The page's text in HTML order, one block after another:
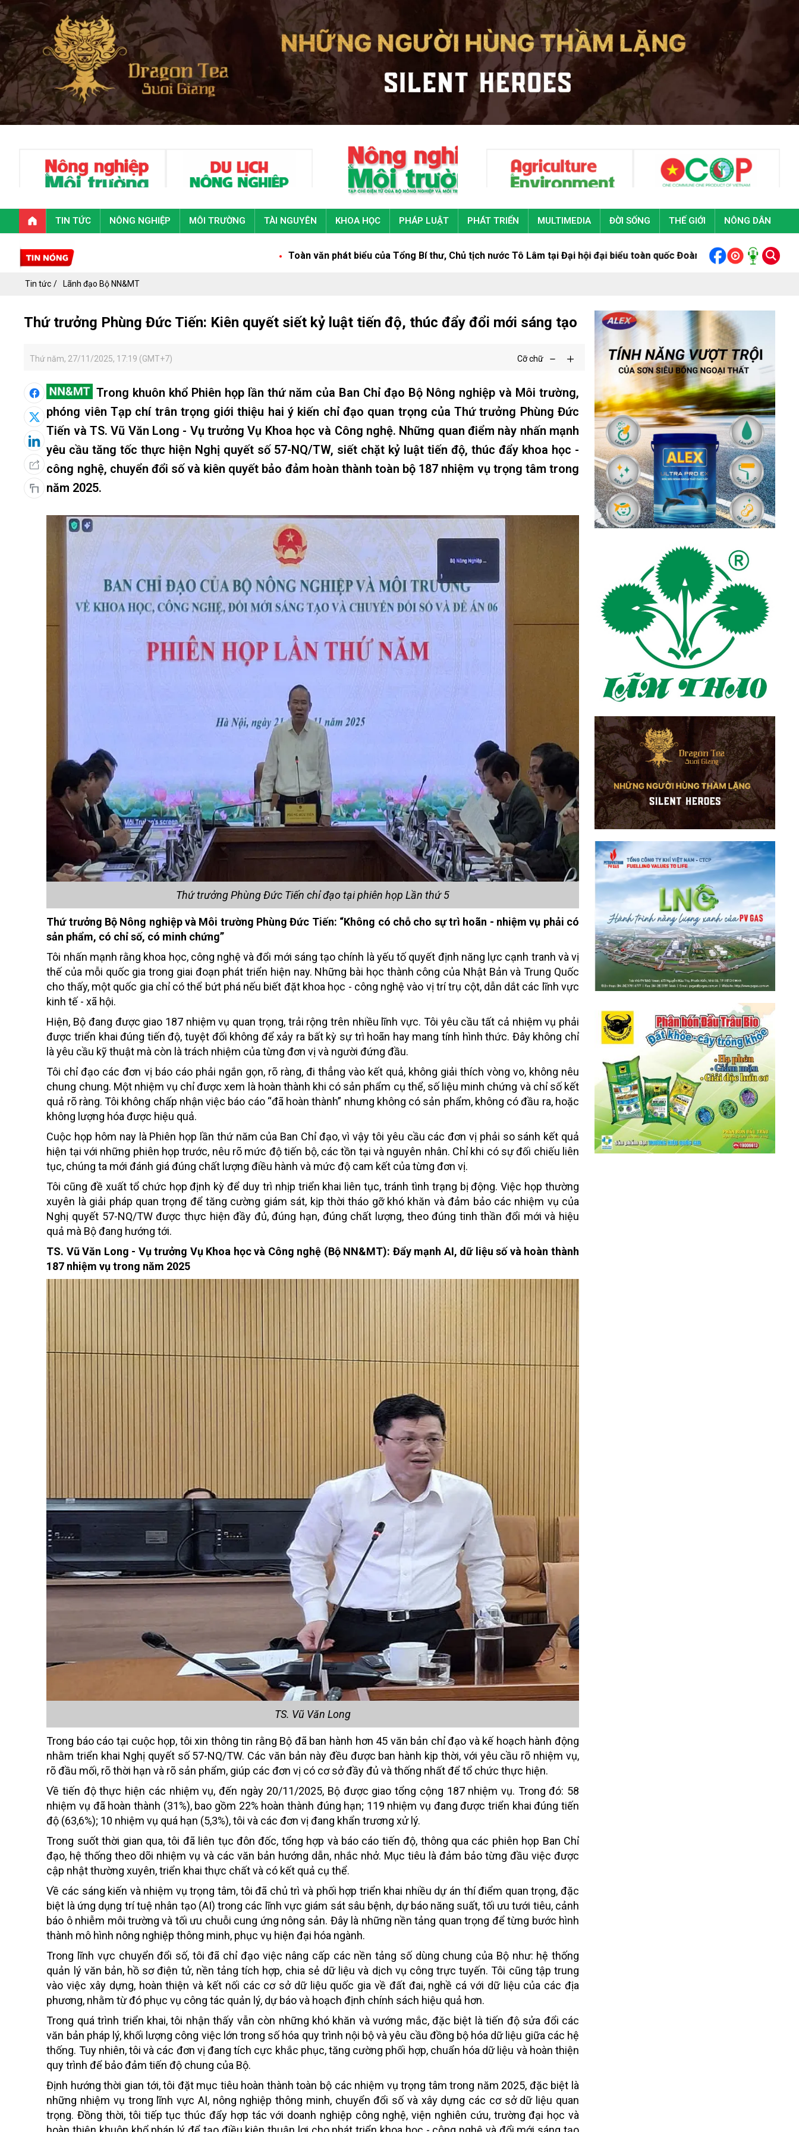
TIN TỨC NÔNG NGHIỆP MÔI TRƯỜNG TÀI NGUYÊN KHOA HỌC PHÁP LUẬT PHÁT TRIỂN MULTIMEDIA ĐỜI SỐNG THẾ GIỚI NÔNG DÂN
Toàn văn phát biểu của Tổng Bí thư, Chủ tịch nước Tô Lâm tại Đại hội đại biểu toàn quốc Đoàn Thanh niên cộng sản Hồ Chí Minh lần
Tin tức Lãnh đạo Bộ NN&MT
Thứ trưởng Phùng Đức Tiến: Kiên quyết siết kỷ luật tiến độ, thúc đẩy đổi mới sáng tạo
Thứ năm, 27/11/2025, 17:19 (GMT+7) Cỡ chữ
Trong khuôn khổ Phiên họp lần thứ năm của Ban Chỉ đạo Bộ Nông nghiệp và Môi trường,
phóng viên Tạp chí trân trọng giới thiệu hai ý kiến chỉ đạo quan trọng của Thứ trưởng Phùng Đức
Tiến và TS. Vũ Văn Long - Vụ trưởng Vụ Khoa học và Công nghệ. Những quan điểm này nhấn mạnh
yêu cầu tăng tốc thực hiện Nghị quyết số 57-NQ/TW, siết chặt kỷ luật tiến độ, thúc đẩy khoa học -
công nghệ, chuyển đổi số và kiên quyết bảo đảm hoàn thành toàn bộ 187 nhiệm vụ trọng tâm trong
năm 2025.
Thứ trưởng Phùng Đức Tiến chỉ đạo tại phiên họp Lần thứ 5
Thứ trưởng Bộ Nông nghiệp và Môi trường Phùng Đức Tiến: “Không có chỗ cho sự trì hoãn - nhiệm vụ phải có
sản phẩm, có chỉ số, có minh chứng”
Tôi nhấn mạnh rằng khoa học, công nghệ và đổi mới sáng tạo chính là yếu tố quyết định năng lực cạnh tranh và vị
thế của mỗi quốc gia trong giai đoạn phát triển hiện nay. Những bài học thành công của Nhật Bản và Trung Quốc
cho thấy, một quốc gia chỉ có thể bứt phá nếu biết đặt khoa học - công nghệ vào vị trí trụ cột, dẫn dắt các lĩnh vực
kinh tế - xã hội.
Hiện, Bộ đang được giao 187 nhiệm vụ quan trọng, trải rộng trên nhiều lĩnh vực. Tôi yêu cầu tất cả nhiệm vụ phải
được triển khai đúng tiến độ, tuyệt đối không để xảy ra bất kỳ sự trì hoãn hay mang tính hình thức. Đây không chỉ
là yêu cầu kỹ thuật mà còn là trách nhiệm của từng đơn vị và người đứng đầu.
Tôi chỉ đạo các đơn vị báo cáo phải ngắn gọn, rõ ràng, đi thẳng vào kết quả, không giải thích vòng vo, không nêu
chung chung. Một nhiệm vụ chỉ được xem là hoàn thành khi có sản phẩm cụ thể, số liệu minh chứng và chỉ số kết
quả rõ ràng. Tôi không chấp nhận việc báo cáo “đã hoàn thành” nhưng không có sản phẩm, không có đầu ra, hoặc
không lượng hóa được hiệu quả.
Cuộc họp hôm nay là Phiên họp lần thứ năm của Ban Chỉ đạo, vì vậy tôi yêu cầu các đơn vị phải so sánh kết quả
hiện tại với những phiên họp trước, nêu rõ mức độ tiến bộ, các tồn tại và nguyên nhân. Chỉ khi có sự đối chiếu liên
tục, chúng ta mới đánh giá đúng chất lượng điều hành và mức độ cam kết của từng đơn vị.
Tôi cũng đề xuất tổ chức họp định kỳ để duy trì nhịp triển khai liên tục, tránh tình trạng bị động. Việc họp thường
xuyên là giải pháp quan trọng để tăng cường giám sát, kịp thời tháo gỡ khó khăn và đảm bảo các nhiệm vụ của
Nghị quyết 57-NQ/TW được thực hiện đầy đủ, đúng hạn, đúng chất lượng, theo đúng tinh thần đổi mới và hiệu
quả mà Bộ đang hướng tới.
TS. Vũ Văn Long - Vụ trưởng Vụ Khoa học và Công nghệ (Bộ NN&MT): Đẩy mạnh AI, dữ liệu số và hoàn thành
187 nhiệm vụ trong năm 2025
TS. Vũ Văn Long
Trong báo cáo tại cuộc họp, tôi xin thông tin rằng Bộ đã ban hành hơn 45 văn bản chỉ đạo và kế hoạch hành động
nhằm triển khai Nghị quyết số 57-NQ/TW. Các văn bản này đều được ban hành kịp thời, với yêu cầu rõ nhiệm vụ,
rõ đầu mối, rõ thời hạn và rõ sản phẩm, giúp các đơn vị có cơ sở đầy đủ và thống nhất để tổ chức thực hiện.
Về tiến độ thực hiện các nhiệm vụ, đến ngày 20/11/2025, Bộ được giao tổng cộng 187 nhiệm vụ. Trong đó: 58
nhiệm vụ đã hoàn thành (31%), bao gồm 22% hoàn thành đúng hạn; 119 nhiệm vụ đang được triển khai đúng tiến
độ (63,6%); 10 nhiệm vụ quá hạn (5,3%), tôi và các đơn vị đang khẩn trương xử lý.
Trong suốt thời gian qua, tôi đã liên tục đôn đốc, tổng hợp và báo cáo tiến độ, thông qua các phiên họp Ban Chỉ
đạo, hệ thống theo dõi nhiệm vụ và các văn bản hướng dẫn, nhắc nhở. Mục tiêu là đảm bảo từng đầu việc được
cập nhật thường xuyên, triển khai thực chất và có kết quả cụ thể.
Về các sáng kiến và nhiệm vụ trọng tâm, tôi đã chủ trì và phối hợp triển khai nhiều dự án thí điểm quan trọng, đặc
biệt là ứng dụng trí tuệ nhân tạo (AI) trong các lĩnh vực giám sát sâu bệnh, dự báo năng suất, tối ưu tưới tiêu, cảnh
báo ô nhiễm môi trường và tối ưu chuỗi cung ứng nông sản. Đây là những nền tảng quan trọng để từng bước hình
thành mô hình nông nghiệp thông minh, phục vụ hiện đại hóa ngành.
Trong lĩnh vực chuyển đổi số, tôi đã chỉ đạo việc nâng cấp các nền tảng số dùng chung của Bộ như: hệ thống
quản lý văn bản, hồ sơ điện tử, nền tảng tích hợp, chia sẻ dữ liệu và dịch vụ công trực tuyến. Tôi cũng tập trung
vào việc xây dựng, hoàn thiện và kết nối các cơ sở dữ liệu quốc gia về đất đai, nghề cá với dữ liệu của các địa
phương, nhằm từ đó phục vụ công tác quản lý, dự báo và hoạch định chính sách hiệu quả hơn.
Trong quá trình triển khai, tôi nhận thấy vẫn còn những khó khăn và vướng mắc, đặc biệt là tiến độ sửa đổi các
văn bản pháp lý, khối lượng công việc lớn trong số hóa quy trình nội bộ và yêu cầu đồng bộ hóa dữ liệu giữa các hệ
thống. Tuy nhiên, tôi và các đơn vị đang tích cực khắc phục, tăng cường phối hợp, chuẩn hóa dữ liệu và hoàn thiện
quy trình để bảo đảm tiến độ chung của Bộ.
Định hướng thời gian tới, tôi đặt mục tiêu hoàn thành toàn bộ các nhiệm vụ trọng tâm trong năm 2025, đặc biệt là
những nhiệm vụ trong lĩnh vực AI, nông nghiệp thông minh, chuyển đổi số và xây dựng các cơ sở dữ liệu quan
trọng. Đồng thời, tôi tiếp tục thúc đẩy hợp tác với doanh nghiệp công nghệ, viện nghiên cứu, trường đại học và